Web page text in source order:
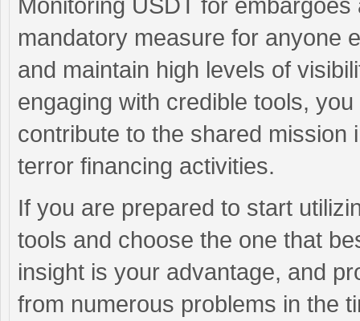
Monitoring USDT for
mandatory measure for anyone
and maintain high levels of
engaging with credible tools,
contribute to the shared mission
terror financing activities.
If you are prepared to start
tools and choose the one that
insight is your advantage, and
from numerous problems in the